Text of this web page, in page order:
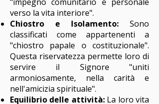
verso la vita interiore".
Chiostro e Isolamento: Sono
classificati come appartenenti a
"chiostro papale o costituzionale".
Questa riservatezza permette loro di
servire il Signore "uniti
armoniosamente, nella carità e
nell'amicizia spirituale".
Equilibrio delle attività:La loro vita